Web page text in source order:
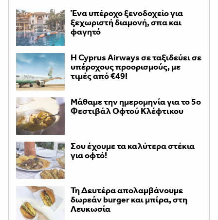
Ένα υπέροχο ξενοδοχείο για
ξεχωριστή διαμονή, σπα και
φαγητό
H Cyprus Airways σε ταξιδεύει σε
υπέροχους προορισμούς, με
τιμές από €49!
Μάθαμε την ημερομηνία για το 5ο
Φεστιβάλ Οφτού Κλέφτικου
Σου έχουμε τα καλύτερα στέκια
για οφτό!
Τη Δευτέρα απολαμβάνουμε
δωρεάν burger και μπίρα, στη
Λευκωσία